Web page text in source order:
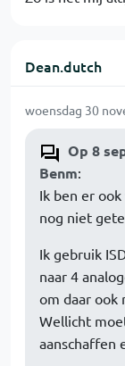
Dean.dutch
woensdag 30
Op 8
Benm:
Ik ben er
nog niet
Ik gebruik
naar 4
om daar ook
Wellicht
aanschaffen